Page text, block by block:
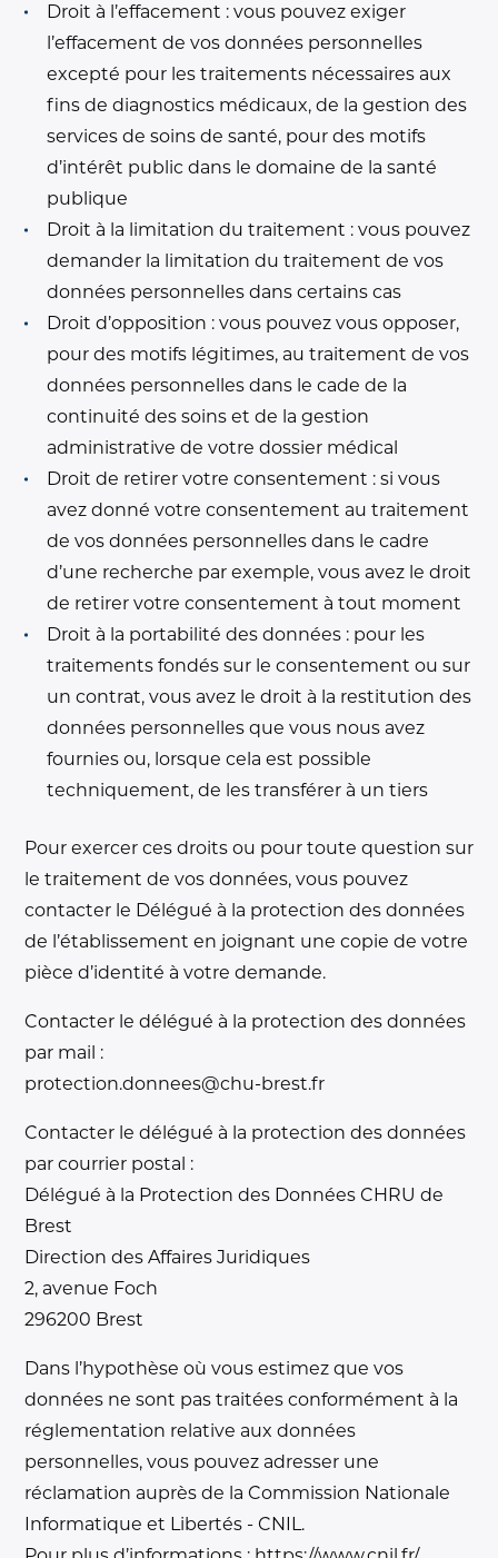
Droit à l’effacement : vous pouvez exiger
l’effacement de vos données personnelles
excepté pour les traitements nécessaires aux
fins de diagnostics médicaux, de la gestion des
services de soins de santé, pour des motifs
d’intérêt public dans le domaine de la santé
publique
Droit à la limitation du traitement : vous pouvez
demander la limitation du traitement de vos
données personnelles dans certains cas
Droit d’opposition : vous pouvez vous opposer,
pour des motifs légitimes, au traitement de vos
données personnelles dans le cade de la
continuité des soins et de la gestion
administrative de votre dossier médical
Droit de retirer votre consentement : si vous
avez donné votre consentement au traitement
de vos données personnelles dans le cadre
d’une recherche par exemple, vous avez le droit
de retirer votre consentement à tout moment
Droit à la portabilité des données : pour les
traitements fondés sur le consentement ou sur
un contrat, vous avez le droit à la restitution des
données personnelles que vous nous avez
fournies ou, lorsque cela est possible
techniquement, de les transférer à un tiers
Pour exercer ces droits ou pour toute question sur
le traitement de vos données, vous pouvez
contacter le Délégué à la protection des données
de l’établissement en joignant une copie de votre
pièce d’identité à votre demande.
Contacter le délégué à la protection des données
par mail :
protection.donnees@chu-brest.fr
Contacter le délégué à la protection des données
par courrier postal :
Délégué à la Protection des Données CHRU de
Brest
Direction des Affaires Juridiques
2, avenue Foch
296200 Brest
Dans l’hypothèse où vous estimez que vos
données ne sont pas traitées conformément à la
réglementation relative aux données
personnelles, vous pouvez adresser une
réclamation auprès de la Commission Nationale
Informatique et Libertés - CNIL.